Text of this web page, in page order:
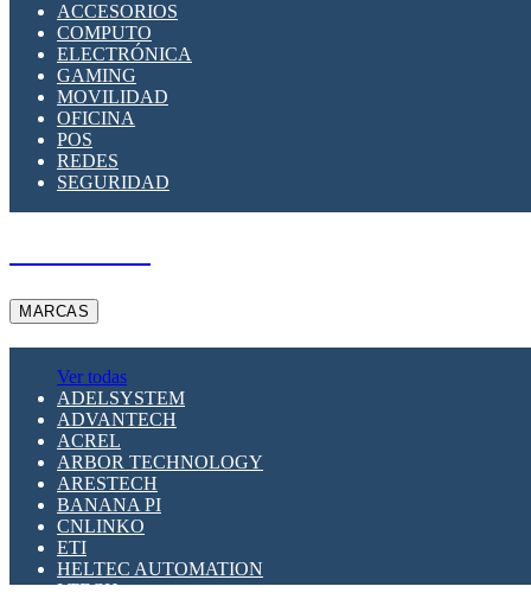
ACCESORIOS
COMPUTO
ELECTRÓNICA
GAMING
MOVILIDAD
OFICINA
POS
REDES
SEGURIDAD
MARCAS
Ver todas
ADELSYSTEM
ADVANTECH
ACREL
ARBOR TECHNOLOGY
ARESTECH
BANANA PI
CNLINKO
ETI
HELTEC AUTOMATION
LTECH